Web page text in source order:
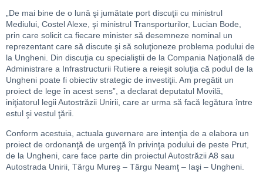
„De mai bine de o lună şi jumătate port discuţii cu ministrul
Mediului, Costel Alexe, şi ministrul Transporturilor, Lucian Bode,
prin care solicit ca fiecare minister să desemneze nominal un
reprezentant care să discute şi să soluţioneze problema podului de
la Ungheni. Din discuţia cu specialiştii de la Compania Naţională de
Administrare a Infrastructurii Rutiere a reieşit soluţia că podul de la
Ungheni poate fi obiectiv strategic de investiţii. Am pregătit un
proiect de lege în acest sens”, a declarat deputatul Movilă,
iniţiatorul legii Autostrăzii Unirii, care ar urma să facă legătura între
estul şi vestul ţării.
Conform acestuia, actuala guvernare are intenţia de a elabora un
proiect de ordonanţă de urgenţă în privinţa podului de peste Prut,
de la Ungheni, care face parte din proiectul Autostrăzii A8 sau
Autostrada Unirii, Târgu Mureş – Târgu Neamţ – Iaşi – Ungheni.